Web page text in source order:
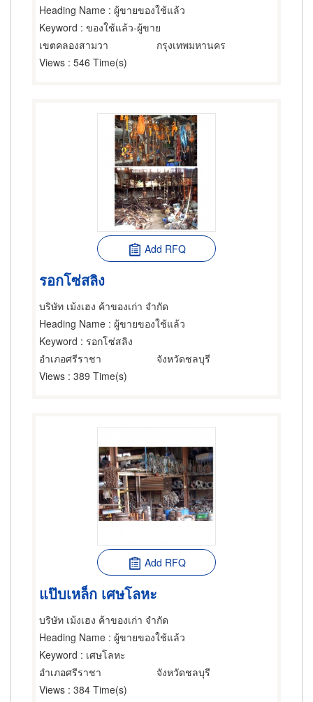
Heading Name : ผู้ขายของใช้แล้ว
Keyword : ของใช้แล้ว-ผู้ขาย
เขตคลองสามวา
กรุงเทพมหานคร
Views : 546 Time(s)
Add RFQ
รอกโซ่สลิง
บริษัท เม้งเฮง ค้าของเก่า จำกัด
Heading Name : ผู้ขายของใช้แล้ว
Keyword : รอกโซ่สลิง
อำเภอศรีราชา
จังหวัดชลบุรี
Views : 389 Time(s)
Add RFQ
แป๊บเหล็ก เศษโลหะ
บริษัท เม้งเฮง ค้าของเก่า จำกัด
Heading Name : ผู้ขายของใช้แล้ว
Keyword : เศษโลหะ
อำเภอศรีราชา
จังหวัดชลบุรี
Views : 384 Time(s)